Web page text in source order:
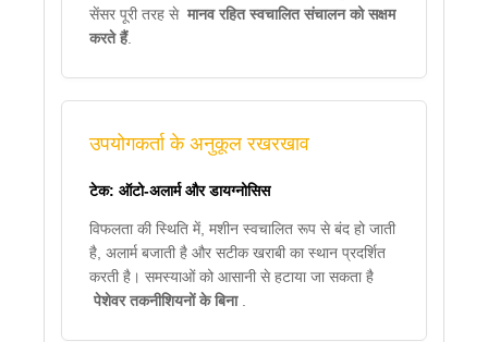
सेंसर पूरी तरह से मानव रहित स्वचालित संचालन को सक्षम
करते हैं.
उपयोगकर्ता के अनुकूल रखरखाव
टेक: ऑटो-अलार्म और डायग्नोसिस
विफलता की स्थिति में, मशीन स्वचालित रूप से बंद हो जाती
है, अलार्म बजाती है और सटीक खराबी का स्थान प्रदर्शित
करती है। समस्याओं को आसानी से हटाया जा सकता है
पेशेवर तकनीशियनों के बिना